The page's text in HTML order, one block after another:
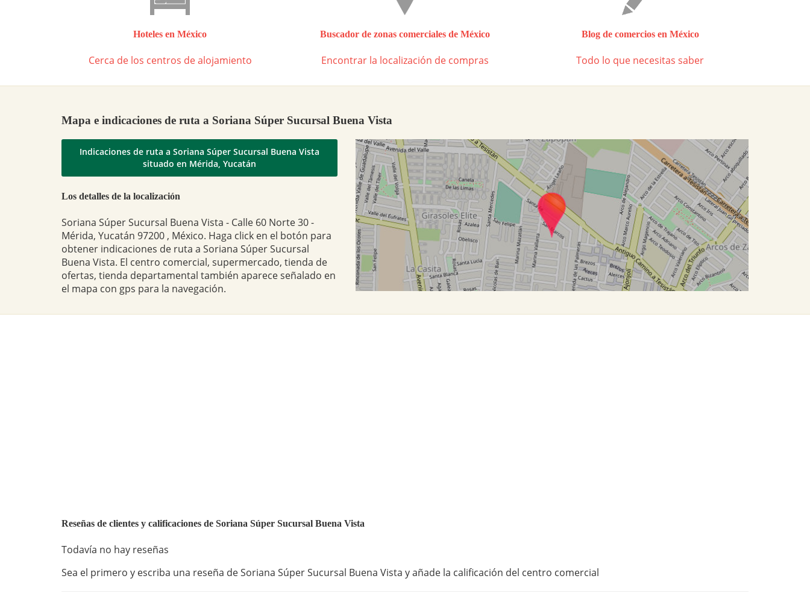
Hoteles en México
Cerca de los centros de alojamiento
Buscador de zonas comerciales de México
Encontrar la localización de compras
Blog de comercios en México
Todo lo que necesitas saber
Mapa e indicaciones de ruta a Soriana Súper Sucursal Buena Vista
Indicaciones de ruta a Soriana Súper Sucursal Buena Vista
situado en Mérida, Yucatán
Los detalles de la localización
Soriana Súper Sucursal Buena Vista - Calle 60 Norte 30 -
Mérida, Yucatán 97200 , México. Haga click en el botón para
obtener indicaciones de ruta a Soriana Súper Sucursal
Buena Vista. El centro comercial, supermercado, tienda de
ofertas, tienda departamental también aparece señalado en
el mapa con gps para la navegación.
Reseñas de clientes y calificaciones de Soriana Súper Sucursal Buena Vista
Todavía no hay reseñas
Sea el primero y escriba una reseña de Soriana Súper Sucursal Buena Vista y añade la calificación del centro comercial